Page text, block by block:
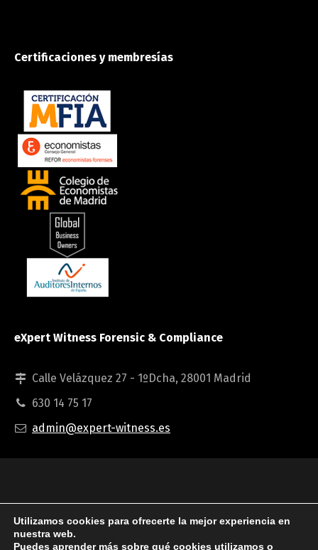
Certificaciones y membresías
eXpert Witness Forensic & Compliance
Calle Velázquez 27 - 1ºDcha, 28001 Madrid
630 14 75 17
admin@expert-witness.es
© 2024 Expert Witness Forensic & Compliance S.L.
Utilizamos cookies para ofrecerte la mejor experiencia en
nuestra web.
Puedes aprender más sobre qué cookies utilizamos o